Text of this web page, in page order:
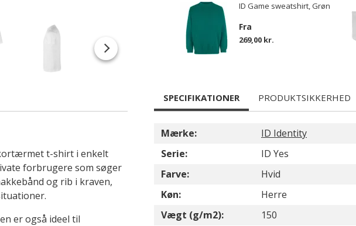
ID Game sweatshirt, Grøn
Fra
269,00 kr.
t-shirt i enkelt
forbrugere som søger
og rib i kraven,
er også ideel til
SPECIFIKATIONER PRODUKTSIKKERHED
Mærke:
ID Identity
Serie:
ID Yes
Farve:
Hvid
Køn:
Herre
Vægt (g/m2):
150